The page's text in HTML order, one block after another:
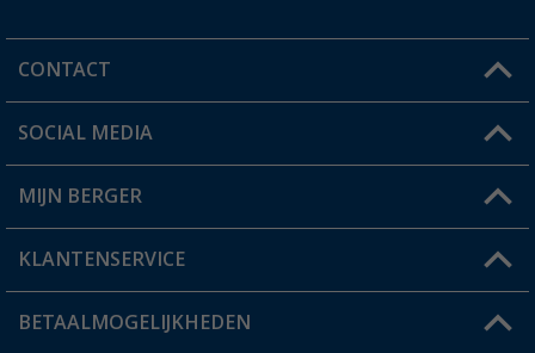
CONTACT
Een vraag?
Winkel vinden
SOCIAL MEDIA
MIJN BERGER
Mijn account
Status bestelling
KLANTENSERVICE
FAQ & Contact
BETAALMOGELIJKHEDEN